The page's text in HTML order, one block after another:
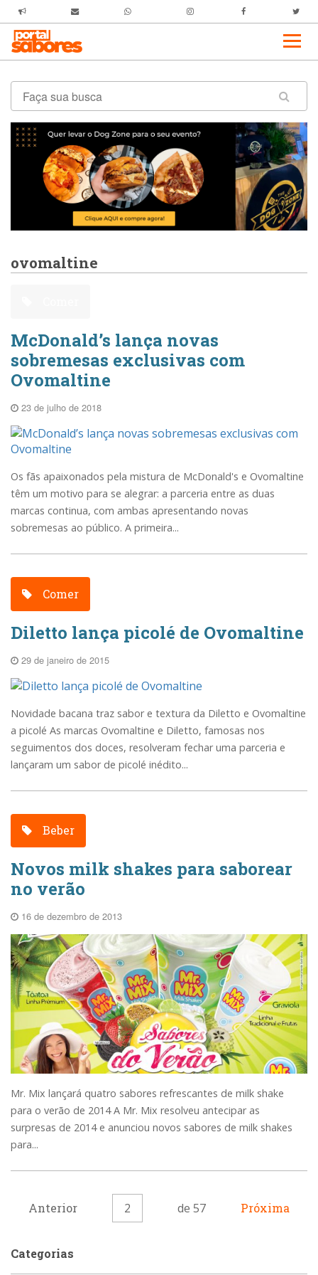
ovomaltine
McDonald’s lança novas
sobremesas exclusivas com
Ovomaltine
23 de julho de 2018
Os fãs apaixonados pela mistura de McDonald's e Ovomaltine
têm um motivo para se alegrar: a parceria entre as duas
marcas continua, com ambas apresentando novas
sobremesas ao público. A primeira...
Comer
Diletto lança picolé de Ovomaltine
29 de janeiro de 2015
Novidade bacana traz sabor e textura da Diletto e Ovomaltine
a picolé As marcas Ovomaltine e Diletto, famosas nos
seguimentos dos doces, resolveram fechar uma parceria e
lançaram um sabor de picolé inédito...
Beber
Novos milk shakes para saborear
no verão
16 de dezembro de 2013
Mr. Mix lançará quatro sabores refrescantes de milk shake
para o verão de 2014 A Mr. Mix resolveu antecipar as
surpresas de 2014 e anunciou novos sabores de milk shakes
para...
Anterior 2 de 57 Próxima
Categorias